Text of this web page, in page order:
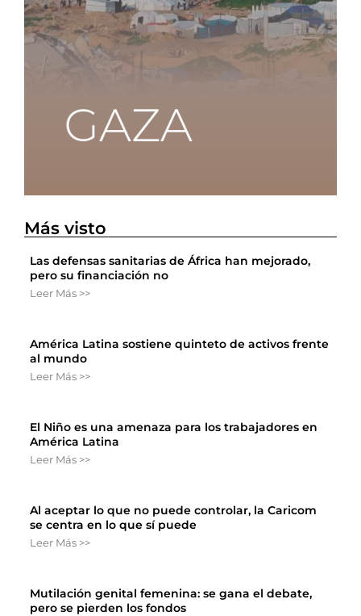
Más visto
Las defensas sanitarias de África han mejorado,
pero su financiación no
Leer Más >>
América Latina sostiene quinteto de activos frente
al mundo
Leer Más >>
El Niño es una amenaza para los trabajadores en
América Latina
Leer Más >>
Al aceptar lo que no puede controlar, la Caricom
se centra en lo que sí puede
Leer Más >>
Mutilación genital femenina: se gana el debate,
pero se pierden los fondos